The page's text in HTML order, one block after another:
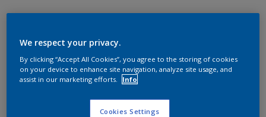
We respect your privacy.
By clicking “Accept All Cookies”, you agree to the storing of cookies
on your device to enhance site navigation, analyze site usage, and
assist in our marketing efforts.
Info
Cookies Settings